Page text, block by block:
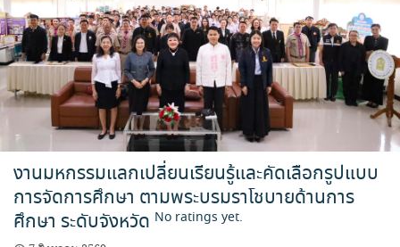
งานมหกรรมแลกเปลี่ยนเรียนรู้และคัดเลือกรูปแบบ
การจัดการศึกษา ตามพระบรมราโชบายด้านการ
ศึกษา ระดับจังหวัด No ratings yet.